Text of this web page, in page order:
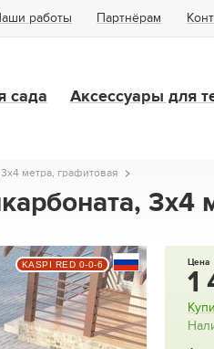
работы Партнёрам
сада Аксессуары для
метра, графитовая
KASPI RED 0-0-6 Цена
1